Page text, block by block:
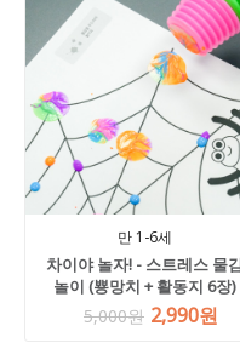
만 1-6세
차이야 놀자! - 스트레스 물
놀이 (뿅망치 + 활동지 6장)
5,000원 2,990원